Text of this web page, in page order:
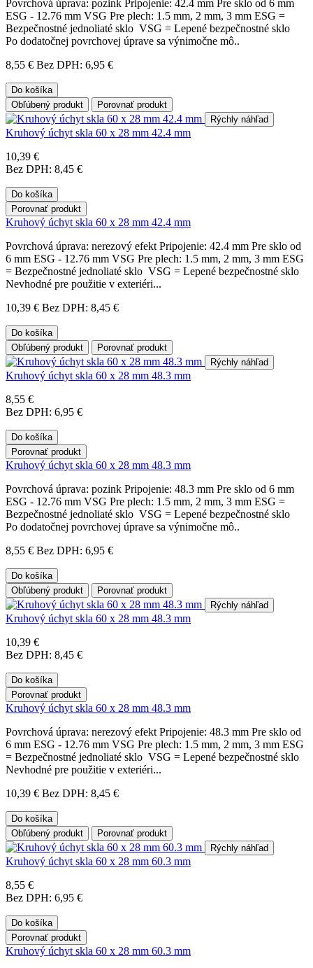
Povrchová úprava: pozink Pripojenie: 42.4 mm Pre sklo od 6 mm
ESG - 12.76 mm VSG Pre plech: 1.5 mm, 2 mm, 3 mm ESG =
Bezpečnostné jednoliaté sklo VSG = Lepené bezpečnostné sklo
Po dodatočnej povrchovej úprave sa výnimočne mô..
8,55 € Bez DPH: 6,95 €
Do košíka
Obľúbený produkt
Porovnať produkt
Rýchly náhľad
Kruhový úchyt skla 60 x 28 mm 42.4 mm
10,39 €
Bez DPH: 8,45 €
Do košíka
Porovnať produkt
Kruhový úchyt skla 60 x 28 mm 42.4 mm
Povrchová úprava: nerezový efekt Pripojenie: 42.4 mm Pre sklo od
6 mm ESG - 12.76 mm VSG Pre plech: 1.5 mm, 2 mm, 3 mm ESG
= Bezpečnostné jednoliaté sklo VSG = Lepené bezpečnostné sklo
Nevhodné pre použitie v exteriéri...
10,39 € Bez DPH: 8,45 €
Do košíka
Obľúbený produkt
Porovnať produkt
Rýchly náhľad
Kruhový úchyt skla 60 x 28 mm 48.3 mm
8,55 €
Bez DPH: 6,95 €
Do košíka
Porovnať produkt
Kruhový úchyt skla 60 x 28 mm 48.3 mm
Povrchová úprava: pozink Pripojenie: 48.3 mm Pre sklo od 6 mm
ESG - 12.76 mm VSG Pre plech: 1.5 mm, 2 mm, 3 mm ESG =
Bezpečnostné jednoliaté sklo VSG = Lepené bezpečnostné sklo
Po dodatočnej povrchovej úprave sa výnimočne mô..
8,55 € Bez DPH: 6,95 €
Do košíka
Obľúbený produkt
Porovnať produkt
Rýchly náhľad
Kruhový úchyt skla 60 x 28 mm 48.3 mm
10,39 €
Bez DPH: 8,45 €
Do košíka
Porovnať produkt
Kruhový úchyt skla 60 x 28 mm 48.3 mm
Povrchová úprava: nerezový efekt Pripojenie: 48.3 mm Pre sklo od
6 mm ESG - 12.76 mm VSG Pre plech: 1.5 mm, 2 mm, 3 mm ESG
= Bezpečnostné jednoliaté sklo VSG = Lepené bezpečnostné sklo
Nevhodné pre použitie v exteriéri...
10,39 € Bez DPH: 8,45 €
Do košíka
Obľúbený produkt
Porovnať produkt
Rýchly náhľad
Kruhový úchyt skla 60 x 28 mm 60.3 mm
8,55 €
Bez DPH: 6,95 €
Do košíka
Porovnať produkt
Kruhový úchyt skla 60 x 28 mm 60.3 mm